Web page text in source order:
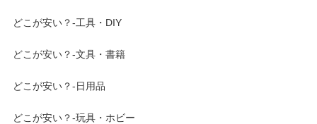
どこが安い？-工具・DIY
どこが安い？-文具・書籍
どこが安い？-日用品
どこが安い？-玩具・ホビー